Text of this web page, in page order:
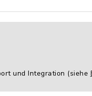
und Integration (siehe